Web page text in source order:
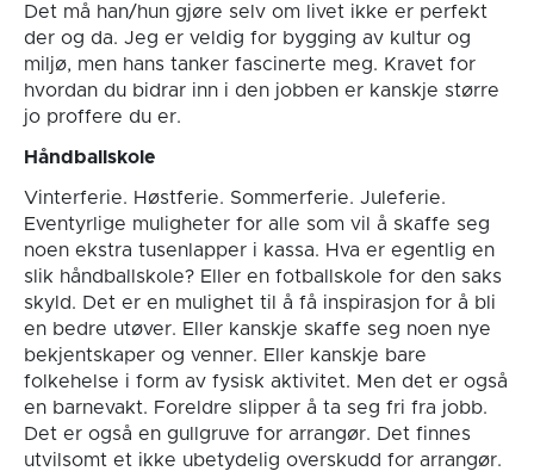
Det må han/hun gjøre selv om livet ikke er perfekt
der og da. Jeg er veldig for bygging av kultur og
miljø, men hans tanker fascinerte meg. Kravet for
hvordan du bidrar inn i den jobben er kanskje større
jo proffere du er.
Håndballskole
Vinterferie. Høstferie. Sommerferie. Juleferie.
Eventyrlige muligheter for alle som vil å skaffe seg
noen ekstra tusenlapper i kassa. Hva er egentlig en
slik håndballskole? Eller en fotballskole for den saks
skyld. Det er en mulighet til å få inspirasjon for å bli
en bedre utøver. Eller kanskje skaffe seg noen nye
bekjentskaper og venner. Eller kanskje bare
folkehelse i form av fysisk aktivitet. Men det er også
en barnevakt. Foreldre slipper å ta seg fri fra jobb.
Det er også en gullgruve for arrangør. Det finnes
utvilsomt et ikke ubetydelig overskudd for arrangør.